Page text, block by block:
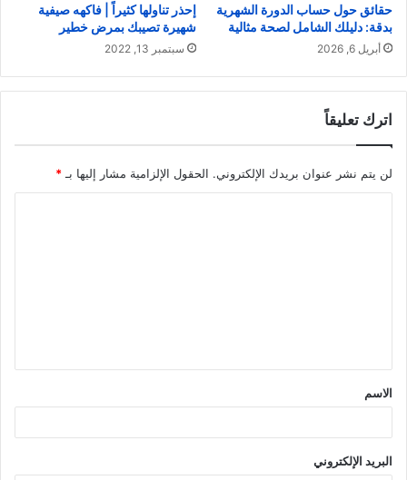
حقائق حول حساب الدورة الشهرية
بدقة: دليلك الشامل لصحة مثالية
أبريل 6, 2026
إحذر تناولها كثيراً | فاكهه صيفية
شهيرة تصيبك بمرض خطير
سبتمبر 13, 2022
اترك تعليقاً
لن يتم نشر عنوان بريدك الإلكتروني. الحقول الإلزامية مشار إليها بـ *
ق
*
الاسم
البريد الإلكتروني